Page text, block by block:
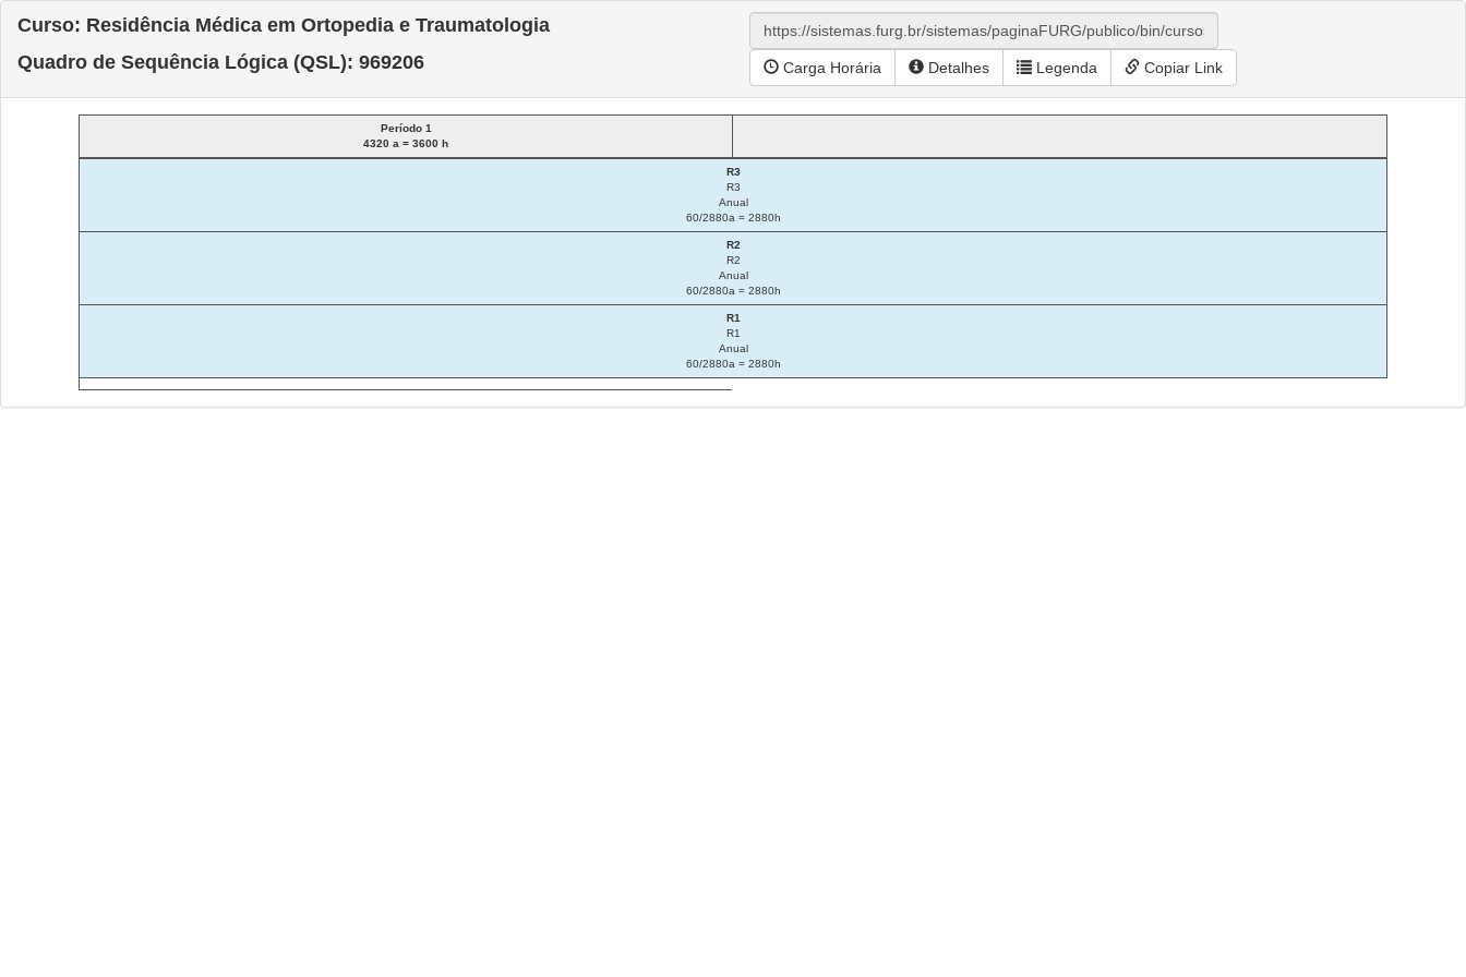
Curso: Residência Médica em Ortopedia e Traumatologia
Quadro de Sequência Lógica (QSL): 969206
Carga Horária Detalhes Legenda Copiar Link
Período 1
4320 a = 3600 h
R3
R3
Anual
60/2880a = 2880h
R2
R2
Anual
60/2880a = 2880h
R1
R1
Anual
60/2880a = 2880h